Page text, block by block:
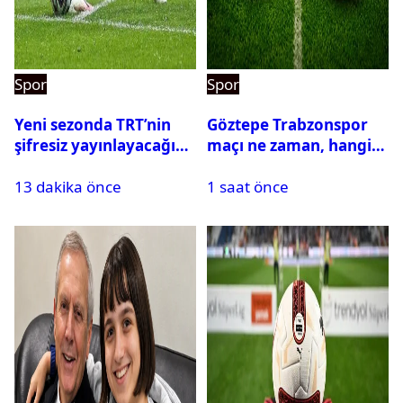
Spor
Yeni sezonda TRT’nin
şifresiz yayınlayacağı
13 dakika önce
Spor
Göztepe Trabzonspor
maçı ne zaman, hangi
oynayacak mı?
1 saat önce